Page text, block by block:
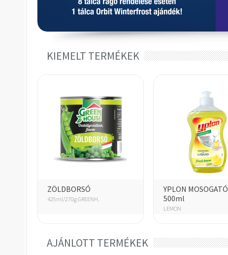
KIEMELT TERMÉKEK
ZÖLDBORSÓ
425ml/270g GREENH.
YPLON MOSOGATÓ
500ml
LEMON
AJÁNLOTT TERMÉKEK